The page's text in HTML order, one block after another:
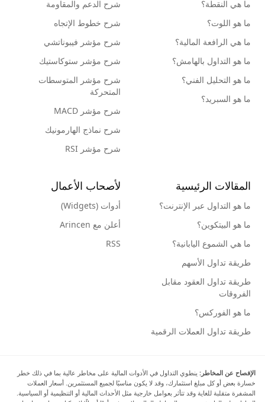
ما هي النقطة؟
ما هو اللوت؟
ما هي الرافعة المالية؟
ما هو التداول بالهامش؟
ما هو التحليل الفني؟
ما هو السبريد؟
شرح الدعم والمقاومة
شرح خطوط الإتجاه
شرح مؤشر فيبوناتشي
شرح مؤشر ستوكاستيك
شرح مؤشر المتوسطات
المتحركة
شرح مؤشر MACD
شرح نماذج الهارمونيك
شرح مؤشر RSI
المقالات الرئيسية
ما هو التداول عبر الإنترنت؟
ما هو البيتكوين؟
ما هي الشموع اليابانية؟
طريقة تداول الأسهم
طريقة تداول العقود مقابل
الفروقات
ما هو الفوركس؟
طريقة تداول العملات الرقمية
لأصحاب الأعمال
أدوات (Widgets)
أعلن مع Arincen
RSS
الإفصاح عن المخاطر: ينطوي التداول في الأدوات المالية على مخاطر عالية بما في ذلك خطر
خسارة بعض أو كل مبلغ استثمارك، وقد لا يكون مناسبًا لجميع المستثمرين. أسعار العملات
المشفرة متقلبة للغاية وقد تتأثر بعوامل خارجية مثل الأحداث المالية أو التنظيمية أو السياسية.